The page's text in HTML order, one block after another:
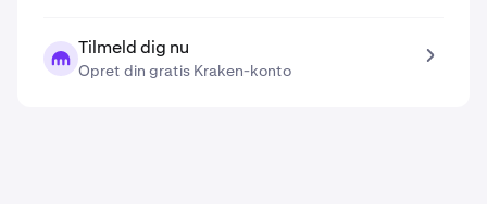
Tilmeld dig nu
Opret din gratis Kraken-konto